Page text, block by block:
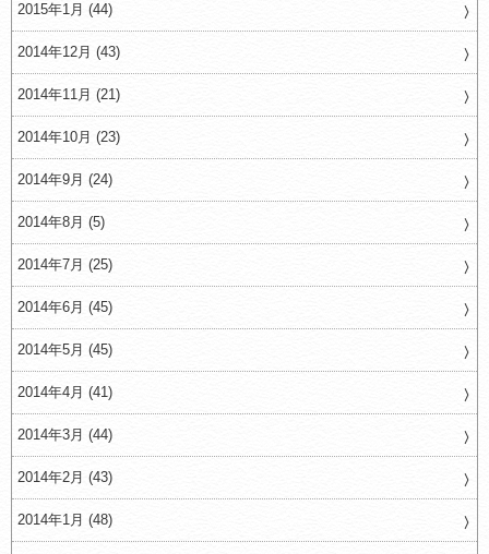
2015年1月 (44)
2014年12月 (43)
2014年11月 (21)
2014年10月 (23)
2014年9月 (24)
2014年8月 (5)
2014年7月 (25)
2014年6月 (45)
2014年5月 (45)
2014年4月 (41)
2014年3月 (44)
2014年2月 (43)
2014年1月 (48)